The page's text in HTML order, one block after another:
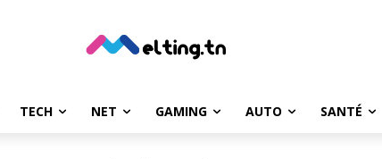
TECH NET GAMING AUTO SANTÉ